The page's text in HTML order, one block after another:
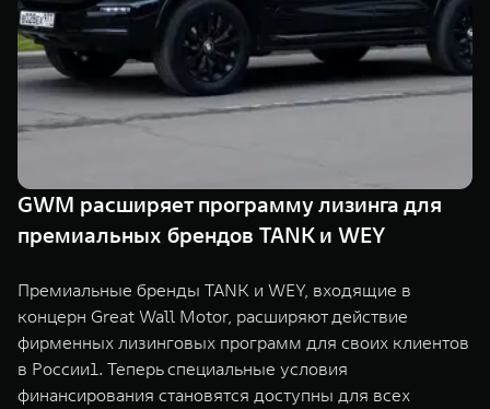
TANK 500
Веди за собой
TANK 700
TANK Финансы
Корпоративным клиентам
TANK ФИНАНСЫ
TANK Лизинг
TANK Страхование
Сервис
Специальные предложения
Моторные масла
Цифровые сервисы TANK
Подписки
GWM расширяет программу лизинга для
премиальных брендов TANK и WEY
Премиальные бренды TANK и WEY, входящие в
концерн Great Wall Motor, расширяют действие
фирменных лизинговых программ для своих клиентов
в России1. Теперь специальные условия
финансирования становятся доступны для всех